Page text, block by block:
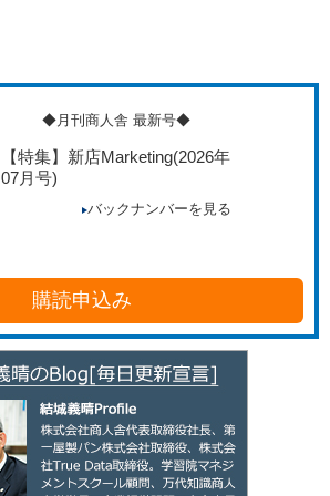
◆月刊商人舎 最新号◆
【特集】新店Marketing(2026年
07月号)
バックナンバーを見る
購読申込み